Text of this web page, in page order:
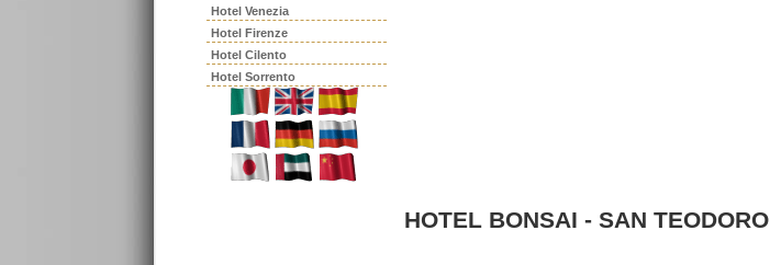
Hotel Venezia
Hotel Firenze
Hotel Cilento
Hotel Sorrento
HOTEL BONSAI - SAN TEODORO